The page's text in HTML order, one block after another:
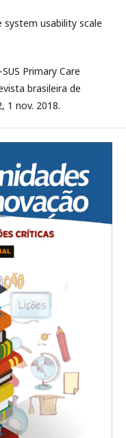
system usability scale
Primary Care
brasileira de
1 nov. 2018.